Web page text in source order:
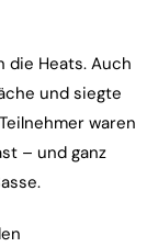
die Heats. Auch
und siegte
waren
– und ganz